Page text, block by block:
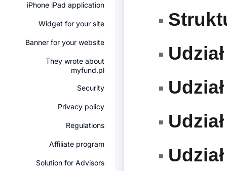
iPhone iPad application
Widget for your site
Banner for your website
They wrote about
myfund.pl
Security
Privacy policy
Regulations
Affiliate program
Solution for Advisors